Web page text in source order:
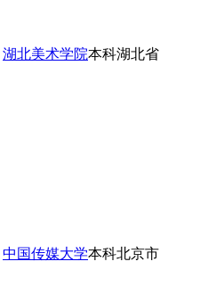
湖北美术学院本科湖北省
中国传媒大学本科北京市